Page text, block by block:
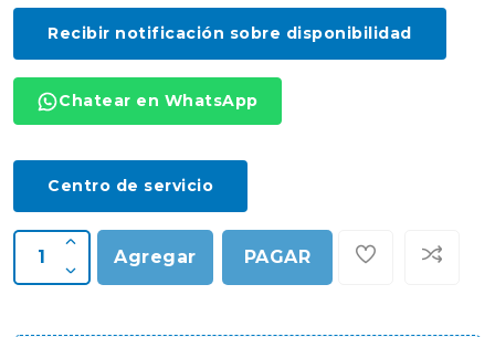
Recibir notificación sobre disponibilidad
Chatear en WhatsApp
Centro de servicio
Agregar PAGAR